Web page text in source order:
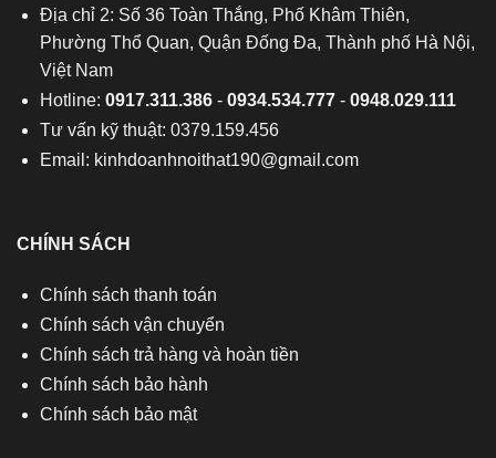
Địa chỉ 2: Số 36 Toàn Thắng, Phố Khâm Thiên,
Phường Thổ Quan, Quận Đống Đa, Thành phố Hà Nội,
Việt Nam
Hotline: 0917.311.386- 0934.534.777- 0948.029.111
Tư vấn kỹ thuật: 0379.159.456
Email: kinhdoanhnoithat190@gmail.com
CHÍNH SÁCH
Chính sách thanh toán
Chính sách vận chuyển
Chính sách trả hàng và hoàn tiền
Chính sách bảo hành
Chính sách bảo mật